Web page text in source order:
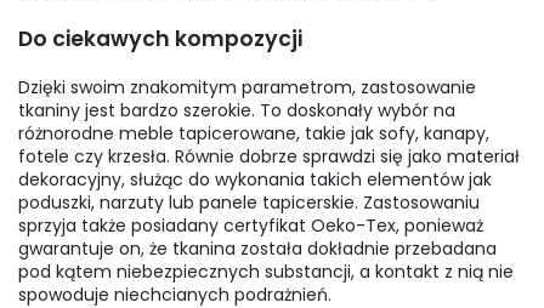
Do ciekawych kompozycji
Dzięki swoim znakomitym parametrom, zastosowanie
tkaniny jest bardzo szerokie. To doskonały wybór na
różnorodne meble tapicerowane, takie jak sofy, kanapy,
fotele czy krzesła. Równie dobrze sprawdzi się jako materiał
dekoracyjny, służąc do wykonania takich elementów jak
poduszki, narzuty lub panele tapicerskie. Zastosowaniu
sprzyja także posiadany certyfikat Oeko-Tex, ponieważ
gwarantuje on, że tkanina została dokładnie przebadana
pod kątem niebezpiecznych substancji, a kontakt z nią nie
spowoduje niechcianych podrażnień.